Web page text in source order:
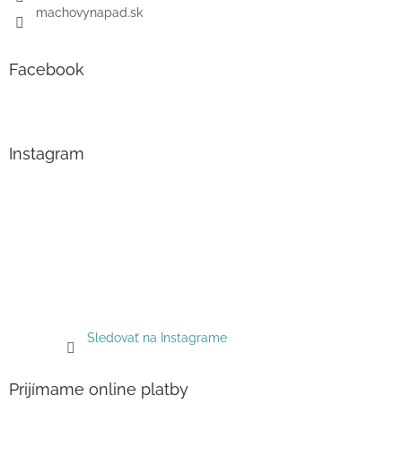
machovynapad.sk
Facebook
Instagram
Sledovať na Instagrame
Prijímame online platby